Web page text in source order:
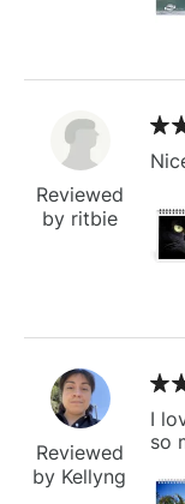
Reviewed
by ritbie
Reviewed
by Kellyng
I
so